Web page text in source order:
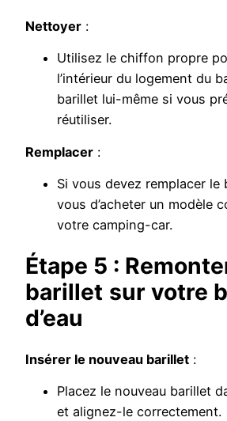
Nettoyer :
Utilisez le chiffon propre
l’intérieur du logement du
barillet lui-même si vous
réutiliser.
Remplacer :
Si vous devez remplacer le
vous d’acheter un modèle
votre camping-car.
Étape 5 :
barillet sur votre
d’eau
Insérer le nouveau barillet :
Placez le nouveau barillet
et alignez-le correctement.